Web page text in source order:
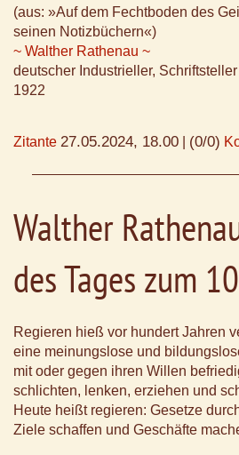
(aus: »Auf dem Fechtboden des
seinen Notizbüchern«)
~ Walther Rathenau ~
deutscher Industrieller,
1922
Zitante 27.05.2024, 18.00 (0/0)
Walther
des Tages zum
Regieren hieß vor hundert Jahren
eine meinungslose und
mit oder gegen ihren Willen
schlichten, lenken, erziehen und
Heute heißt regieren: Gesetze
Ziele schaffen und Geschäfte